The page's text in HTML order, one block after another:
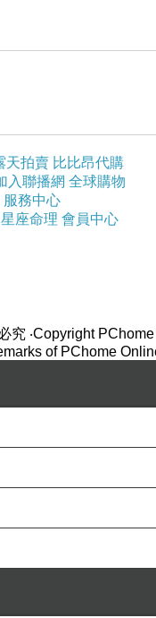
。
銜 ⊕潘文良
天拍賣 比比昂代購
入聯播網 全球購物
服務中心
星座命理 會員中心
究 ‧Copyright
of PChome